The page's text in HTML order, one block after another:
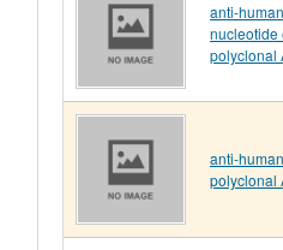
anti-
nucleotide
polyclonal
anti-
polyclonal